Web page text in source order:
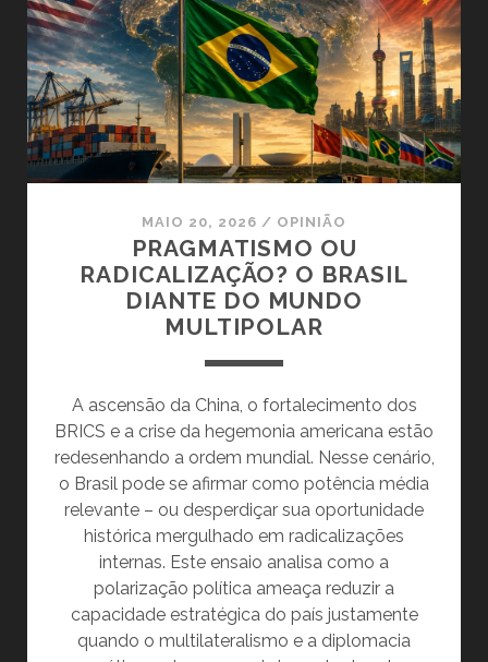
MAIO 20, 2026 / OPINIÃO
PRAGMATISMO OU
RADICALIZAÇÃO? O BRASIL
DIANTE DO MUNDO
MULTIPOLAR
A ascensão da China, o fortalecimento dos
BRICS e a crise da hegemonia americana estão
redesenhando a ordem mundial. Nesse cenário,
o Brasil pode se afirmar como potência média
relevante – ou desperdiçar sua oportunidade
histórica mergulhado em radicalizações
internas. Este ensaio analisa como a
polarização política ameaça reduzir a
capacidade estratégica do país justamente
quando o multilateralismo e a diplomacia